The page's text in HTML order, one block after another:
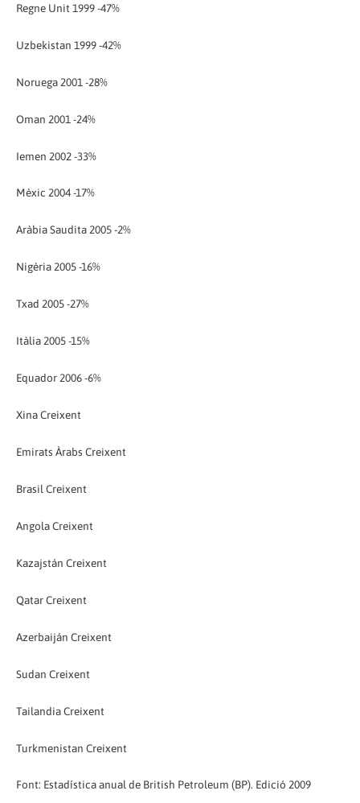
Regne Unit 1999 -47%
Uzbekistan 1999 -42%
Noruega 2001 -28%
Oman 2001 -24%
Iemen 2002 -33%
Mèxic 2004 -17%
Aràbia Saudita 2005 -2%
Nigèria 2005 -16%
Txad 2005 -27%
Itàlia 2005 -15%
Equador 2006 -6%
Xina Creixent
Emirats Àrabs Creixent
Brasil Creixent
Angola Creixent
Kazajstán Creixent
Qatar Creixent
Azerbaiján Creixent
Sudan Creixent
Tailandia Creixent
Turkmenistan Creixent
Font: Estadística anual de British Petroleum (BP). Edició 2009